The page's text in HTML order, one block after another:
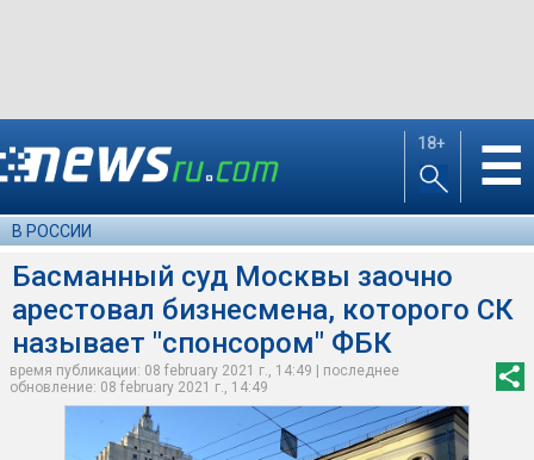
18+ ☰
В РОССИИ
Басманный суд Москвы заочно
арестовал бизнесмена, которого СК
называет "спонсором" ФБК
время публикации: 08 february 2021 г., 14:49 | последнее
обновление: 08 february 2021 г., 14:49